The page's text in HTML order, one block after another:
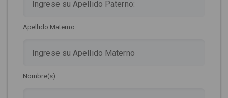
Apellido Materno
Nombre(s)